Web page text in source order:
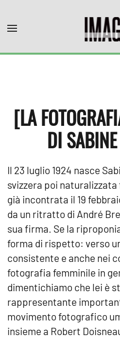
Skip to main content
[LA
DI
Il 23 luglio 1924 nasce
svizzera poi naturalizzata
già incontrata il 19
da un ritratto di André
sua firma. Se la
forma di rispetto: verso
consistente e anche nei
fotografia femminile in
dimentichiamo che lei è
rappresentante
movimento fotografico
insieme a Robert